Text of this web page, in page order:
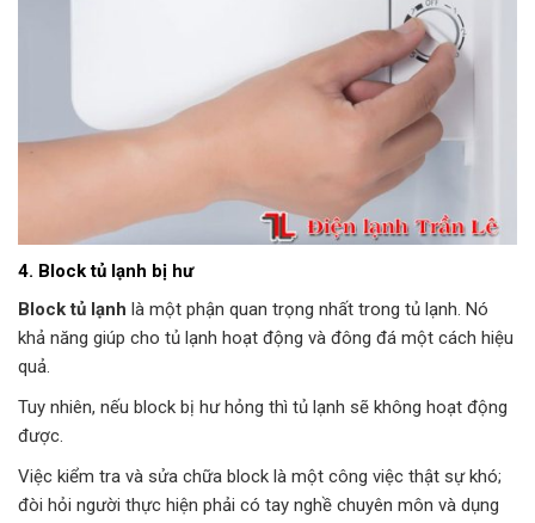
4. Block tủ lạnh bị hư
Block tủ lạnh là một phận quan trọng nhất trong tủ lạnh. Nó
khả năng giúp cho tủ lạnh hoạt động và đông đá một cách hiệu
quả.
Tuy nhiên, nếu block bị hư hỏng thì tủ lạnh sẽ không hoạt động
được.
Việc kiểm tra và sửa chữa block là một công việc thật sự khó;
đòi hỏi người thực hiện phải có tay nghề chuyên môn và dụng